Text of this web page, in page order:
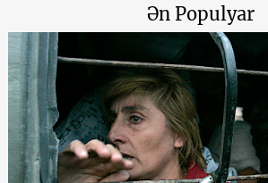
Ən Populyar